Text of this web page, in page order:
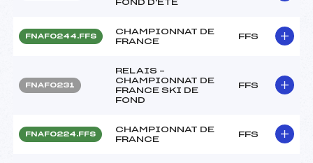
FOND D'ÉTÉ
FNAF0244.FFS
CHAMPIONNAT DE
FRANCE
FFS
FNAF0231
RELAIS –
CHAMPIONNAT DE
FRANCE SKI DE
FOND
FFS
FNAF0224.FFS
CHAMPIONNAT DE
FRANCE
FFS